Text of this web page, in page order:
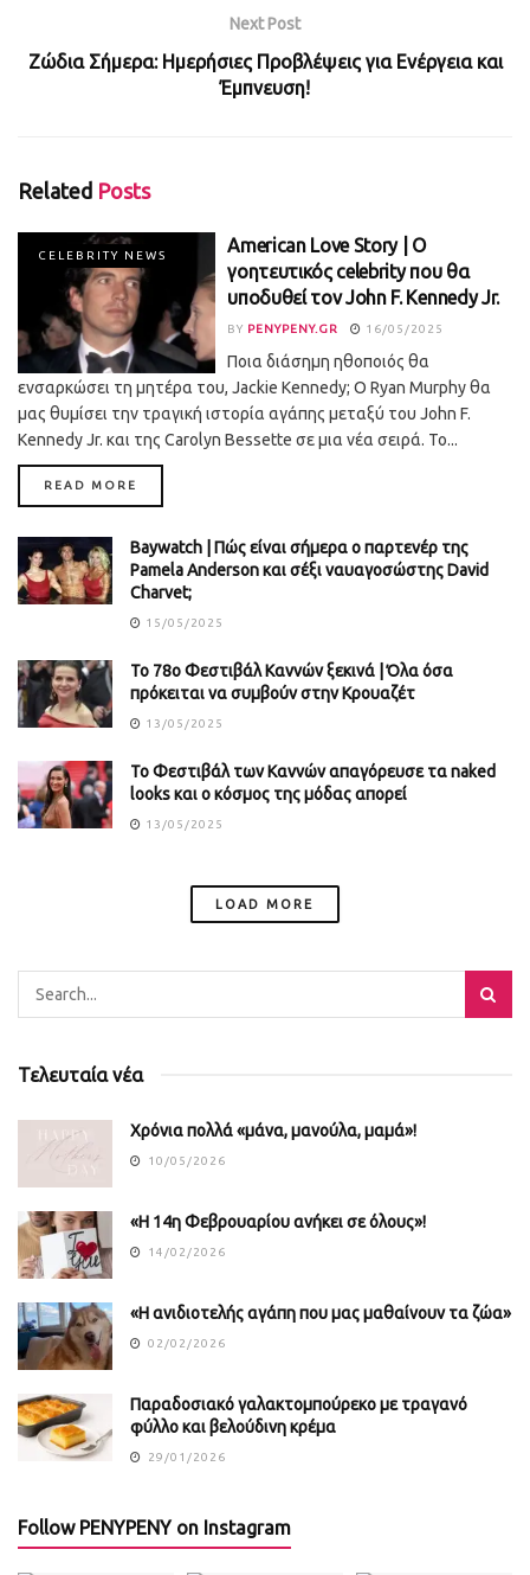
Next Post
Ζώδια Σήμερα: Ημερήσιες Προβλέψεις για Ενέργεια και
Έμπνευση!
Related Posts
CELEBRITY NEWS
American Love Story | O
γοητευτικός celebrity που θα
υποδυθεί τον John F. Kennedy Jr.
BY PENYPENY.GR 16/05/2025
Ποια διάσημη ηθοποιός θα
ενσαρκώσει τη μητέρα του, Jackie Kennedy; Ο Ryan Murphy θα
μας θυμίσει την τραγική ιστορία αγάπης μεταξύ του John F.
Kennedy Jr. και της Carolyn Bessette σε μια νέα σειρά. Το...
READ MORE
Baywatch | Πώς είναι σήμερα ο παρτενέρ της
Pamela Anderson και σέξι ναυαγοσώστης David
Charvet;
15/05/2025
Το 78ο Φεστιβάλ Καννών ξεκινά | Όλα όσα
πρόκειται να συμβούν στην Κρουαζέτ
13/05/2025
Το Φεστιβάλ των Καννών απαγόρευσε τα naked
looks και ο κόσμος της μόδας απορεί
13/05/2025
LOAD MORE
Τελευταία νέα
Χρόνια πολλά «μάνα, μανούλα, μαμά»!
10/05/2026
«Η 14η Φεβρουαρίου ανήκει σε όλους»!
14/02/2026
«Η ανιδιοτελής αγάπη που μας μαθαίνουν τα ζώα»
02/02/2026
Παραδοσιακό γαλακτομπούρεκο με τραγανό
φύλλο και βελούδινη κρέμα
29/01/2026
Follow PENYPENY on Instagram